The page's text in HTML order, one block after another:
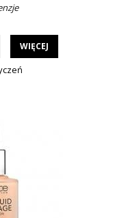
WIĘCEJ